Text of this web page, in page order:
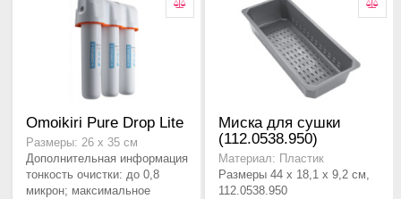
Omoikiri Pure Drop Lite
Размеры: 26 x 35 см
Дополнительная информация
тонкость очистки: до 0,8
микрон; максимальное
Миска для сушки
(112.0538.950)
Материал: Пластик
Размеры 44 x 18,1 x 9,2 см,
112.0538.950